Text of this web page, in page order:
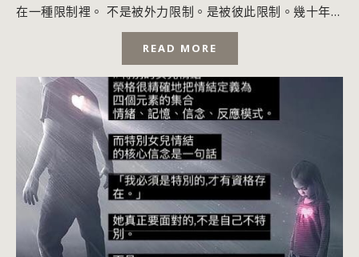
在一種限制裡。 不是被外力限制。是被彼此限制。幾十年沒
有累積。幾十年沒有擴張。 幾十年只在維...
READ MORE